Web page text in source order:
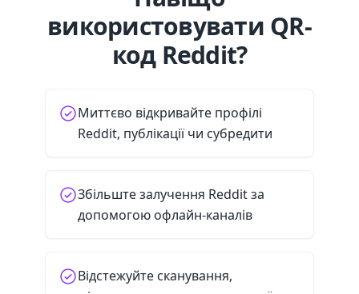
використовувати QR-
код Reddit?
Миттєво відкривайте профілі
Reddit, публікації чи субредити
Збільште залучення Reddit за
допомогою офлайн-каналів
Відстежуйте сканування,